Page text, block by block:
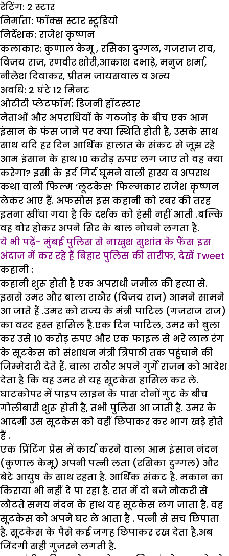
रेटिंग: 2 स्टार
निर्माता: फॉक्स स्टार स्टूडियो
निर्देशक: राजेश कृष्णन
कलाकार: कुणाल केमू , रसिका दुग्गल, गजराज राव,
विजय राज, रणवीर शोरी,आकाश दभाड़े, मनुज शर्मा,
नीलेश दिवाकर, प्रीतम जायसवाल व अन्य
अवधि: 2 घंटे 12 मिनट
ओटीटी प्लेटफॉर्म: डिजनी हॉटस्टार
नेताओं और अपराधियों के गठजोड़ के बीच एक आम
इंसान के फंस जाने पर क्या स्थिति होती है, उसके साथ
साथ यदि हर दिन आर्थिक हालात के संकट से जूझ रहे
आम इंसान के हाथ 10 करोड़ रुपए लग जाए तो वह क्या
करेगा? इसी के इर्द गिर्द घूमने वाली हास्य व अपराध
कथा वाली फिल्म ‘लूटकेस’ फिल्मकार राजेश कृष्णन
लेकर आए हैं. अफसोस इस कहानी को रबर की तरह
इतना खींचा गया है कि दर्शक को हंसी नहीं आती .बल्कि
वह बोर होकर अपने सिर के बाल नोचने लगता है.
ये भी पढ़ें- मुंबई पुलिस से नाखुश सुशांत के फैंस इस
अंदाज में कर रहे हैं बिहार पुलिस की तारीफ, देखें Tweet
कहानी :
कहानी शुरू होती है एक अपराधी जमील की हत्या से.
इससे उमर और बाला राठौर (विजय राज) आमने सामने
आ जाते हैं .उमर को राज्य के मंत्री पाटिल (गजराज राज)
का वरद हस्त हासिल है.एक दिन पाटिल, उमर को बुला
कर उसे 10 करोड़ रुपए और एक फाइल से भरे लाल रंग
के सूटकेस को संशाधन मंत्री त्रिपाठी तक पहुंचाने की
जिम्मेदारी देते हैं. बाला राठौर अपने गुर्गे राजन को आदेश
देता है कि वह उमर से यह सूटकेस हासिल कर ले.
घाटकोपर में पाइप लाइन के पास दोनों गुट के बीच
गोलीबारी शुरू होती है, तभी पुलिस आ जाती है. उमर के
आदमी उस सूटकेस को वहीं छिपाकर कर भाग खड़े होते
हैं .
एक प्रिंटिंग प्रेस में कार्य करने वाला आम इंसान नंदन
(कुणाल केमू) अपनी पत्नी लता (रसिका दुग्गल) और
बेटे आयुष के साथ रहता है. आर्थिक संकट है. मकान का
किराया भी नहीं दे पा रहा है. रात में दो बजे नौकरी से
लौटते समय नंदन के हाथ यह सूटकेस लग जाता है. वह
सूटकेस को अपने घर ले आता है . पत्नी से सच छिपाता
है. सूटकेस के पैसे कई जगह छिपाकर रख देता है.अब
जिंदगी सही गुजरने लगती है.